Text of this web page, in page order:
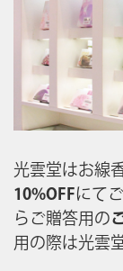
光雲堂はお線
10%OFFにて
らご贈答用の
用の際は光雲